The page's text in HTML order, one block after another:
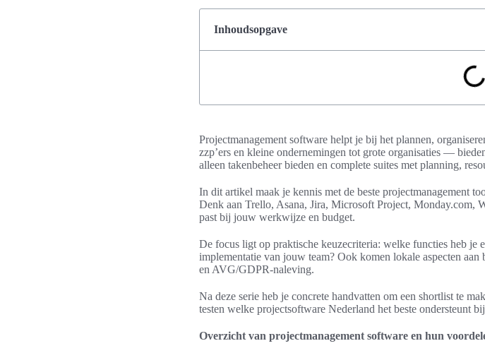
Inhoudsopgave
Projectmanagement software helpt je bij het plannen,
zzp’ers en kleine ondernemingen tot grote organisaties —
alleen takenbeheer bieden en complete suites met planning,
In dit artikel maak je kennis met de beste projectmanagement
Denk aan Trello, Asana, Jira, Microsoft Project, Monday.com,
past bij jouw werkwijze en budget.
De focus ligt op praktische keuzecriteria: welke functies heb je
implementatie van jouw team? Ook komen lokale aspecten
en AVG/GDPR-naleving.
Na deze serie heb je concrete handvatten om een shortlist te
testen welke projectsoftware Nederland het beste ondersteunt
Overzicht van projectmanagement software en hun